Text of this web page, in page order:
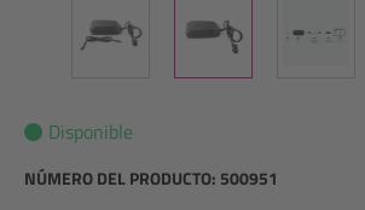
Disponible
NÚMERO DEL PRODUCTO: 500951